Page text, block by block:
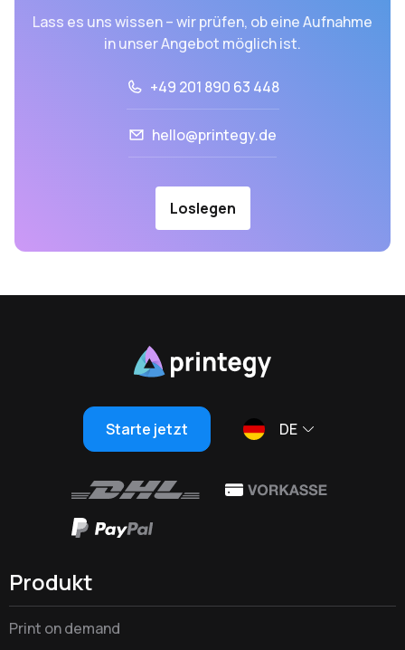
Lass es uns wissen – wir prüfen, ob eine Aufnahme
in unser Angebot möglich ist.
+49 201 890 63 448
hello@printegy.de
Loslegen
Starte jetzt DE
Produkt
Print on demand